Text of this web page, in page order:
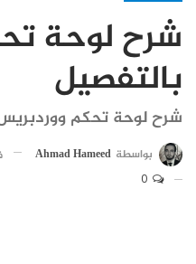
شرح لوحة
بالتفصيل
شرح لوحة تحكم
بواسطة Ahmad Hameed